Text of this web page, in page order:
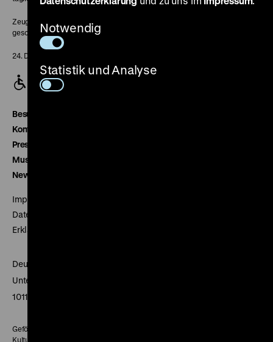
Zeughaus:
geschlossen
24. Dezember geschlossen
Besucherservice
Kontakt
Presse
Museumsverein
Newsletter
Impressum
Datenschutz
Erklärung digitale Barrierefreiheit
Deutsches Historisches Museum
Unter den Linden 2
10117 Berlin
Gefördert mit Mitteln des Beauftragten der Bundesregierung für
Kultur und Medien
Notwendig
Statistik und Analyse